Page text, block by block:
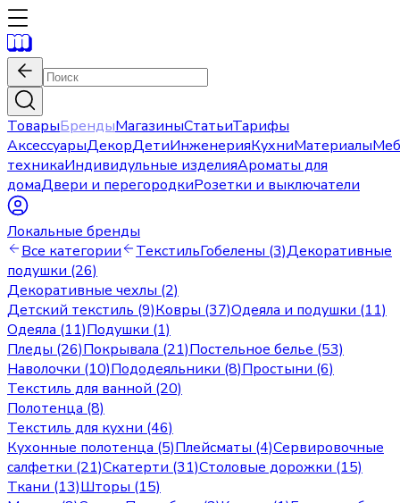
ТоварыБрендыМагазиныСтатьиТарифы
АксессуарыДекорДетиИнженерияКухниМатериалы
техникаИндивидульные изделияАроматы для
домаДвери и перегородкиРозетки и выключатели
Локальные бренды
Все категории
ТекстильГобелены (3)Декоративные
подушки (26)
Декоративные чехлы (2)
Детский текстиль (9)Ковры (37)Одеяла и подушки (11)
Одеяла (11)Подушки (1)
Пледы (26)Покрывала (21)Постельное белье (53)
Наволочки (10)Пододеяльники (8)Простыни (6)
Текстиль для ванной (20)
Полотенца (8)
Текстиль для кухни (46)
Кухонные полотенца (5)Плейсматы (4)Сервировочные
салфетки (21)Скатерти (31)Столовые дорожки (15)
Ткани (13)Шторы (15)